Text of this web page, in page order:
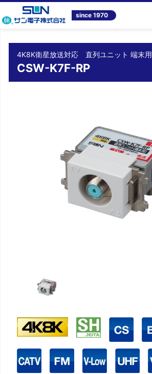
since 1970
トップ 商品情報 テレビ共同受信システム機器
4K8K衛星放送対応 直列ユニット 端末用
CSW-K7F-RP